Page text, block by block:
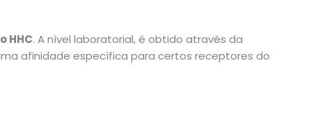
HHC. A nível laboratorial, é obtido através da
afinidade específica para certos receptores do